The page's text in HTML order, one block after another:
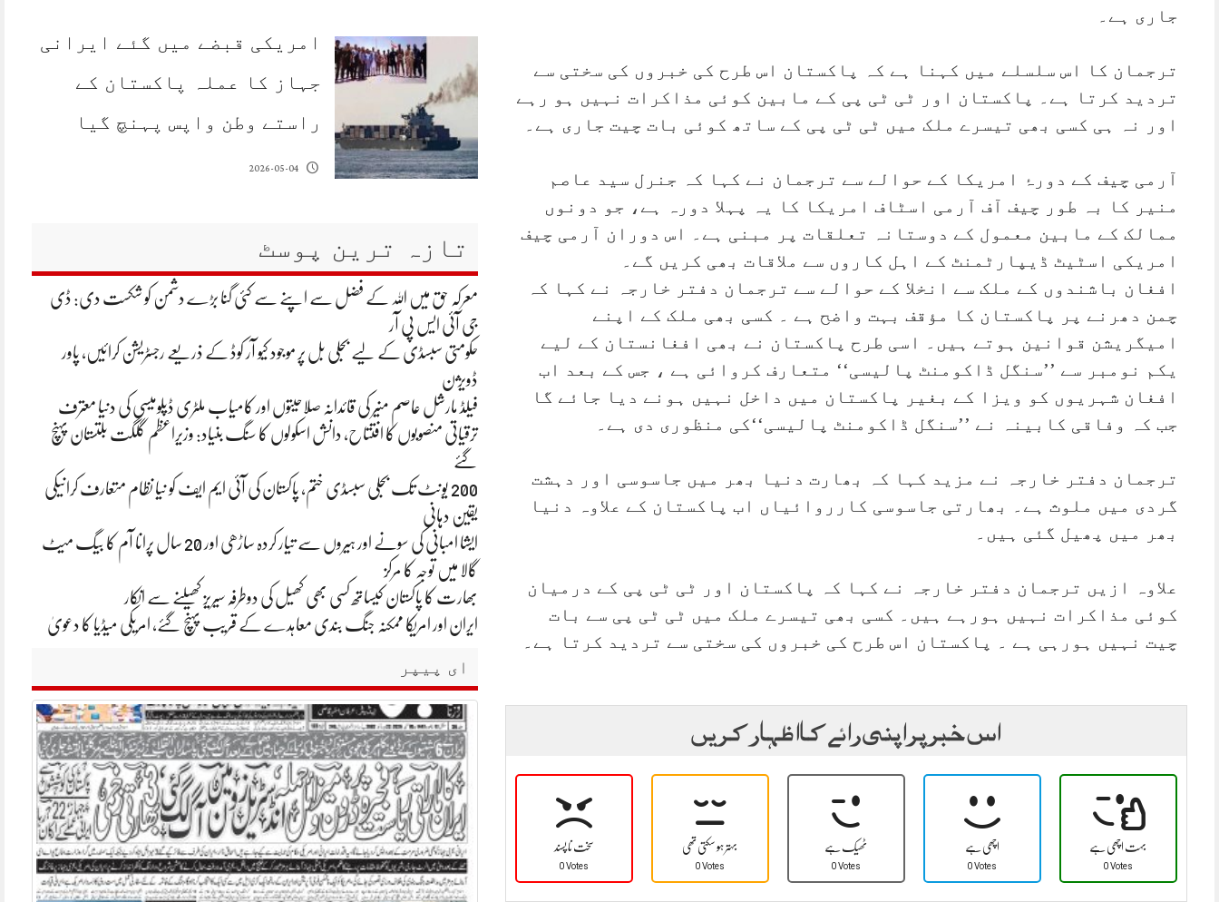
جاری ہے۔
ترجمان کا اس سلسلے میں کہنا ہے کہ پاکستان اس طرح کی خبروں کی سختی سے
تردید کرتا ہے۔ پاکستان اور ٹی ٹی پی کے مابین کوئی مذاکرات نہیں ہو رہے
اور نہ ہی کسی بھی تیسرے ملک میں ٹی ٹی پی کے ساتھ کوئی بات چیت جاری ہے۔
آرمی چیف کے دورۂ امریکا کے حوالے سے ترجمان نے کہا کہ جنرل سید عاصم
منیر کا بہ طور چیف آف آرمی اسٹاف امریکا کا یہ پہلا دورہ ہے، جو دونوں
ممالک کے مابین معمول کے دوستانہ تعلقات پر مبنی ہے۔ اس دوران آرمی چیف
امریکی اسٹیٹ ڈیپارٹمنٹ کے اہل کاروں سے ملاقات بھی کریں گے۔
افغان باشندوں کے ملک سے انخلا کے حوالے سے ترجمان دفتر خارجہ نے کہا کہ
چمن دھرنے پر پاکستان کا مؤقف بہت واضح ہے ۔ کسی بھی ملک کے اپنے
امیگریشن قوانین ہوتے ہیں۔ اسی طرح پاکستان نے بھی افغانستان کے لیے
یکم نومبر سے ’’سنگل ڈاکومنٹ پالیسی‘‘ متعارف کروائی ہے ، جس کے بعد اب
افغان شہریوں کو ویزا کے بغیر پاکستان میں داخل نہیں ہونے دیا جائے گا
جب کہ وفاقی کابینہ نے ’’سنگل ڈاکومنٹ پالیسی‘‘کی منظوری دی ہے۔
ترجمان دفتر خارجہ نے مزید کہا کہ بھارت دنیا بھر میں جاسوسی اور دہشت
گردی میں ملوث ہے۔ بھارتی جاسوسی کارروائیاں اب پاکستان کے علاوہ دنیا
بھر میں پھیل گئی ہیں۔
علاوہ ازیں ترجمان دفتر خارجہ نے کہا کہ پاکستان اور ٹی ٹی پی کے درمیان
کوئی مذاکرات نہیں ہورہے ہیں۔ کسی بھی تیسرے ملک میں ٹی ٹی پی سے بات
چیت نہیں ہورہی ہے ۔ پاکستان اس طرح کی خبروں کی سختی سے تردید کرتا ہے۔
اس خبر پر اپنی رائے کا اظہار کریں
سخت نا پسند
0 Votes
بہتر ہو سکتی تھی
0 Votes
ٹھیک ہے
0 Votes
اچھی ہے
0 Votes
بہت اچھی ہے
0 Votes
امریکی قبضے میں گئے ایرانی
جہاز کا عملہ پاکستان کے
راستے وطن واپس پہنچ گیا
2026-05-04
تازہ ترین پوسٹ
معرکہ حق میں اللہ کے فضل سے اپنے سے کئی گنا بڑے دشمن کو شکست دی: ڈی
جی آئی ایس پی آر
حکومتی سبسڈی کے لیے بجلی بل پر موجود کیو آر کوڈ کے ذریعے رجسٹریشن کرائیں، پاور
ڈویژن
فیلڈ مارشل عاصم منیر کی قائدانہ صلاحیتوں اور کامیاب ملٹری ڈپلومیسی کی دنیا معترف
ترقیاتی منصوبوں کا افتتاح، دانش اسکولوں کا سنگ بنیاد: وزیراعظم گلگت بلتستان پہنچ
گئے
200 یونٹ تک بجلی سبسڈی ختم، پاکستان کی آئی ایم ایف کو نیا نظام متعارف کرانیکی
یقین دہانی
ایشا امبانی کی سونے اور ہیروں سے تیار کردہ ساڑھی اور 20 سال پرانا آم کا بیگ میٹ
گالا میں توجہ کا مرکز
بھارت کا پاکستان کیساتھ کسی بھی کھیل کی دوطرفہ سیریز کھیلنے سے انکار
ایران اور امریکا ممکنہ جنگ بندی معاہدے کے قریب پہنچ گئے، امریکی میڈیا کا دعویٰ
ای پیپر